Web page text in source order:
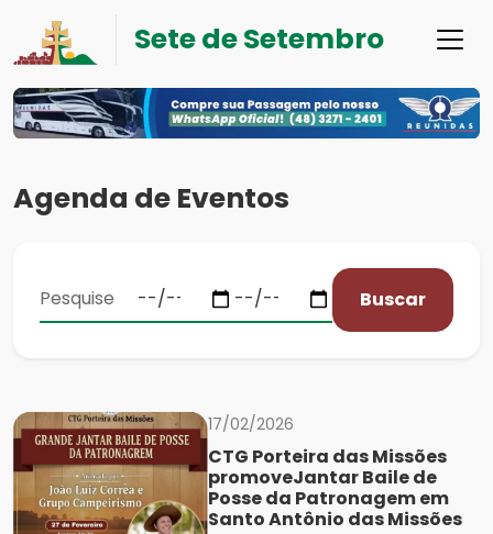
Sete de Setembro
Agenda de Eventos
Buscar
17/02/2026
CTG Porteira das Missões
promoveJantar Baile de
Posse da Patronagem em
Santo Antônio das Missões